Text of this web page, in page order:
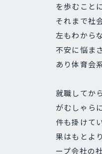
を歩むこと
それまで社
左もわから
不安に悩ま
あり体育会
就職してか
がむしゃら
件も掛けて
果はもとよ
ープ会社の